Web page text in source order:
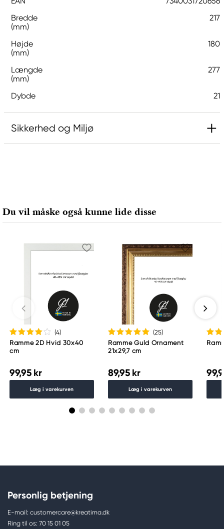
Bredde
(mm)
217
Højde
(mm)
180
Længde
(mm)
277
Dybde 21
Sikkerhed og Miljø
614 31 Söderköping, Sweden
galleri1@galleri1.se
Du vil måske også kunne lide disse
(4)
Ramme 2D Hvid 30x40
cm
99,95 kr
Læg i varekurven
(25)
Ramme Guld Ornament
21x29,7 cm
89,95 kr
Læg i varekurven
Personlig betjening
E-mail: customercare@kreatima.dk
Ring til os: 70 15 01 05